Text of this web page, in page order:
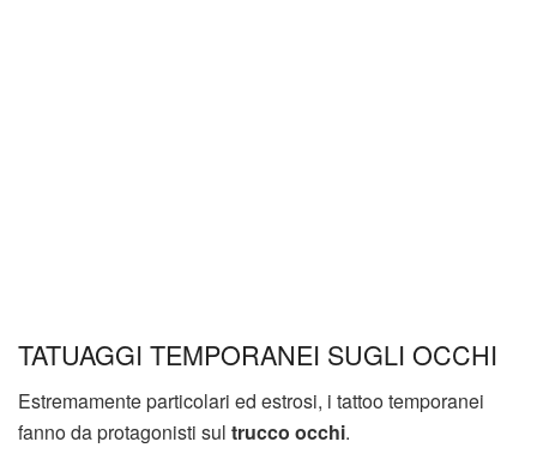
TATUAGGI TEMPORANEI SUGLI OCCHI
Estremamente particolari ed estrosi, i tattoo temporanei
fanno da protagonisti sul trucco occhi.